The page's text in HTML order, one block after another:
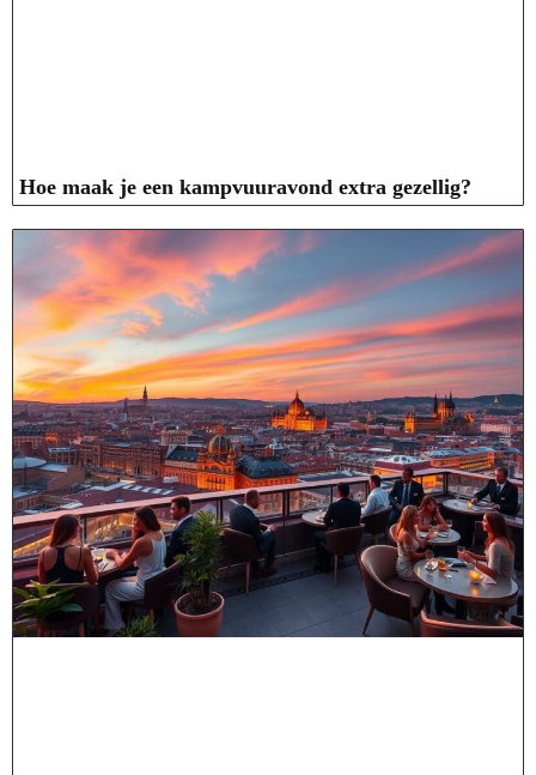
Hoe maak je een kampvuuravond extra gezellig?